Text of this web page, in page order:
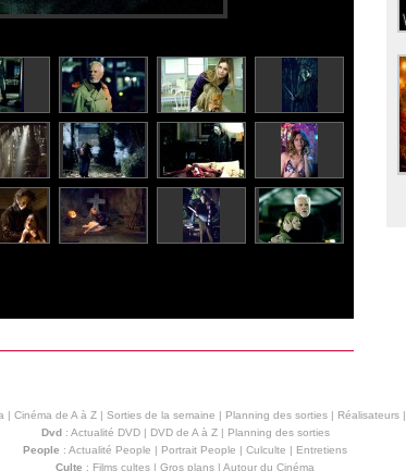
| Cinéma de A à Z| Sorties de la semaine | Planning des sorties| Réalisateurs|
Dvd: Actualité DVD| DVD de A à Z| Planning des sorties
People : Actualité People | Portrait People | Culculte | Entretiens
Culte : Films cultes | Gros plans | Autour du Cinéma